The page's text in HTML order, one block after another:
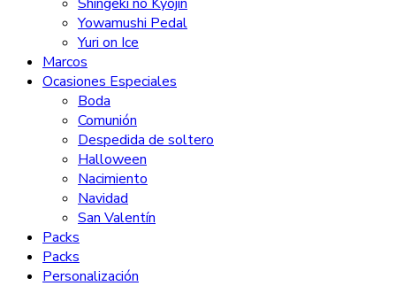
Yowamushi Pedal
Yuri on Ice
Marcos
Ocasiones Especiales
Boda
Comunión
Despedida de soltero
Halloween
Nacimiento
Navidad
San Valentín
Packs
Packs
Personalización